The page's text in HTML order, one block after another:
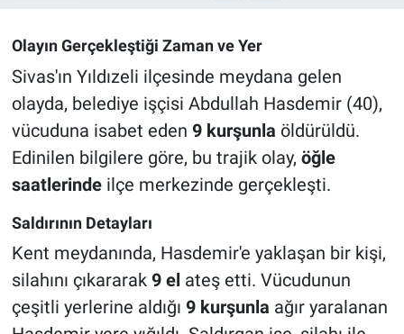
Olayın Gerçekleştiği Zaman ve Yer
Sivas'ın Yıldızeli ilçesinde meydana gelen
olayda, belediye işçisi Abdullah Hasdemir (40),
vücuduna isabet eden 9 kurşunla öldürüldü.
Edinilen bilgilere göre, bu trajik olay, öğle
saatlerindeilçe merkezinde gerçekleşti.
Saldırının Detayları
Kent meydanında, Hasdemir'e yaklaşan bir kişi,
silahını çıkararak 9 el ateş etti. Vücudunun
çeşitli yerlerine aldığı 9 kurşunla ağır yaralanan